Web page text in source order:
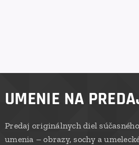
UMENIE NA
Predaj originálnych diel
umenia – obrazy, sochy a